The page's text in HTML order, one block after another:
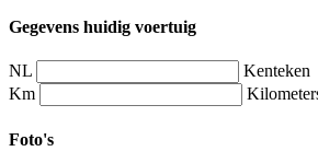
Gegevens huidig voertuig
NL
Kenteken
Km
Foto's